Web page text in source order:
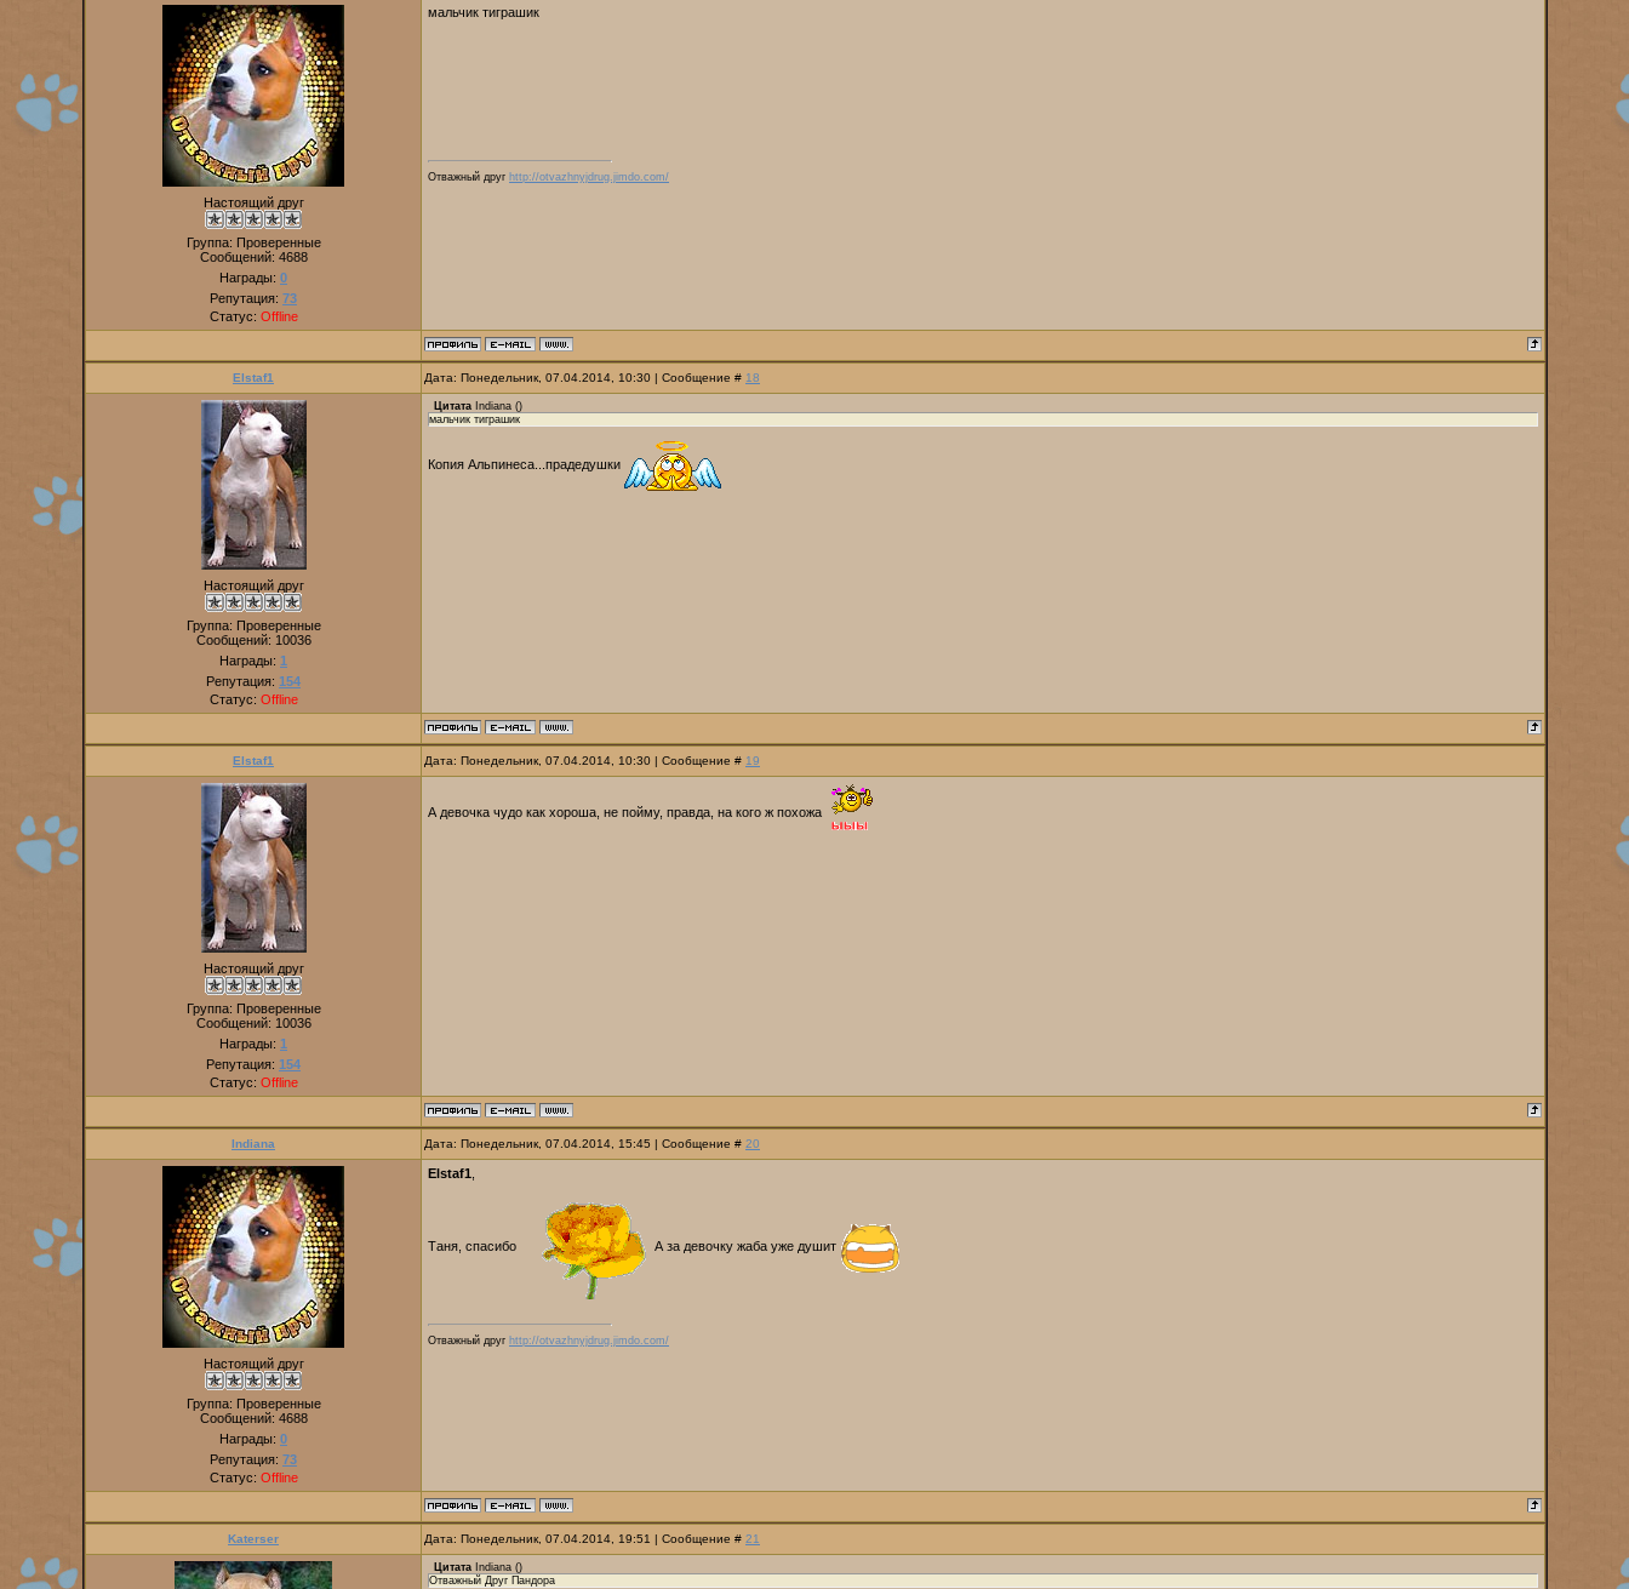
Настоящий друг
Группа: Проверенные
Сообщений: 4688
Награды: 0
Репутация: 73
Статус: Offline
мальчик тиграшик
Отважный друг http://otvazhnyjdrug.jimdo.com/
Elstaf1 Дата: Понедельник, 07.04.2014, 10:30 | Сообщение # 18
Настоящий друг
Группа: Проверенные
Сообщений: 10036
Награды: 1
Репутация: 154
Статус: Offline
Цитата Indiana ()
мальчик тиграшик
Копия Альпинеса...прадедушки
Elstaf1 Дата: Понедельник, 07.04.2014, 10:30 | Сообщение # 19
Настоящий друг
Группа: Проверенные
Сообщений: 10036
Награды: 1
Репутация: 154
Статус: Offline
А девочка чудо как хороша, не пойму, правда, на кого ж похожа
Indiana Дата: Понедельник, 07.04.2014, 15:45 | Сообщение # 20
Настоящий друг
Группа: Проверенные
Сообщений: 4688
Награды: 0
Репутация: 73
Статус: Offline
Elstaf1
Таня, спасибо А за девочку жаба уже душит
Отважный друг http://otvazhnyjdrug.jimdo.com/
Katerser Дата: Понедельник, 07.04.2014, 19:51 | Сообщение # 21
Цитата Indiana ()
Отважный Друг Пандора